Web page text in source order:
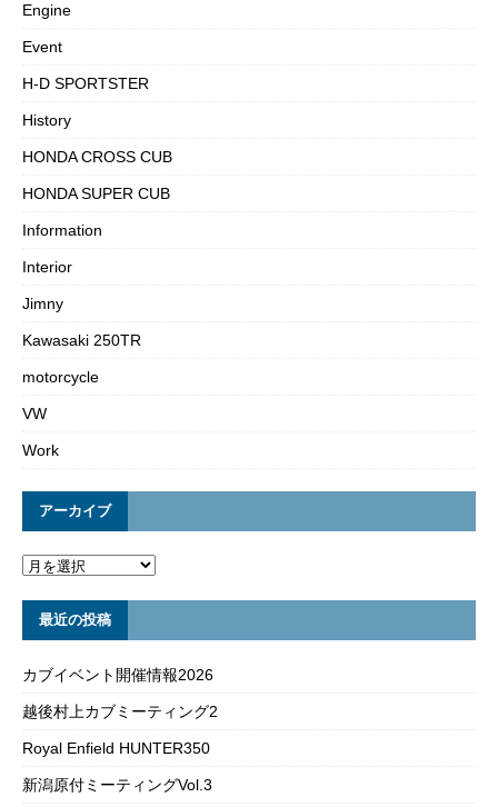
Engine
Event
H-D SPORTSTER
History
HONDA CROSS CUB
HONDA SUPER CUB
Information
Interior
Jimny
Kawasaki 250TR
motorcycle
VW
Work
アーカイブ
最近の投稿
カブイベント開催情報2026
越後村上カブミーティング2
Royal Enfield HUNTER350
新潟原付ミーティングVol.3